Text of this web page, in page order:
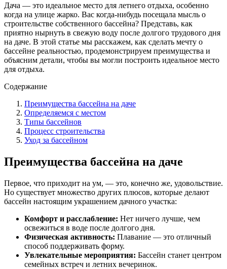
Дача — это идеальное место для летнего отдыха, особенно
когда на улице жарко. Вас когда-нибудь посещала мысль о
строительстве собственного бассейна? Представь, как
приятно нырнуть в свежую воду после долгого трудового дня
на даче. В этой статье мы расскажем, как сделать мечту о
бассейне реальностью, продемонстрируем преимущества и
объясним детали, чтобы вы могли построить идеальное место
для отдыха.
Содержание
Преимущества бассейна на даче
Определяемся с местом
Типы бассейнов
Процесс строительства
Уход за бассейном
Преимущества бассейна на даче
Первое, что приходит на ум, — это, конечно же, удовольствие.
Но существует множество других плюсов, которые делают
бассейн настоящим украшением дачного участка:
Комфорт и расслабление: Нет ничего лучше, чем
освежиться в воде после долгого дня.
Физическая активность: Плавание — это отличный
способ поддерживать форму.
Увлекательные мероприятия: Бассейн станет центром
семейных встреч и летних вечеринок.